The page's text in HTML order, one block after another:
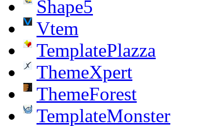
Shape5
Vtem
TemplatePlazza
ThemeXpert
ThemeForest
TemplateMonster